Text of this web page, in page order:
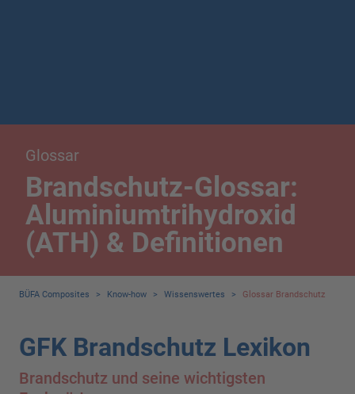
Glossar
Brandschutz-Glossar:
Aluminiumtrihydroxid
(ATH) & Definitionen
BÜFA Composites > Know-how > Wissenswertes > Glossar Brandschutz
GFK Brandschutz Lexikon
Brandschutz und seine wichtigsten